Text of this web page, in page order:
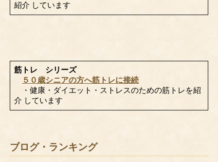
紹介 しています
筋トレ シリーズ
５０歳シニアの方へ筋トレに接続
・健康・ダイエット・ストレスのための筋トレを紹
介 しています
ブログ・ランキング